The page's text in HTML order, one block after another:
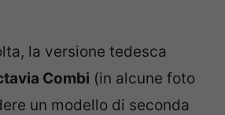
la versione tedesca
Combi (in alcune foto
un modello di seconda